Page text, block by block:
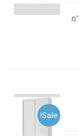
Sale!